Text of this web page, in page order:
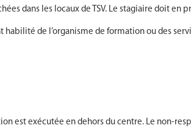
dans les locaux de TSV. Le stagiaire doit en
de l’organisme de formation ou des
est exécutée en dehors du centre. Le non-